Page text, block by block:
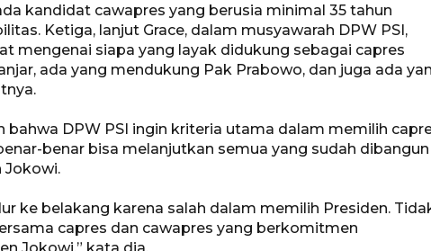
kandidat cawapres yang berusia minimal 35 tahun
Ketiga, lanjut Grace, dalam musyawarah DPW PSI,
mengenai siapa yang layak didukung sebagai capres
ada yang mendukung Pak Prabowo, dan juga ada
bahwa DPW PSI ingin kriteria utama dalam memilih
benar bisa melanjutkan semua yang sudah dibangun
Jokowi.
ke belakang karena salah dalam memilih Presiden.
capres dan cawapres yang berkomitmen
Jokowi,” kata dia.